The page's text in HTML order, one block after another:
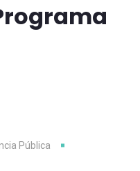
Pública